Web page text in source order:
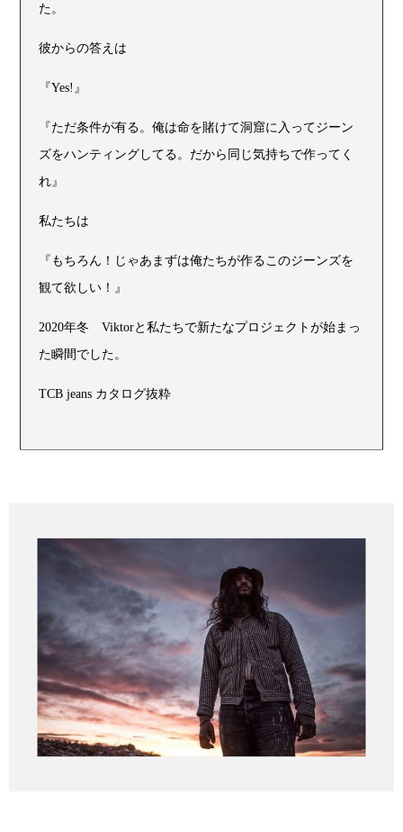
た。
彼からの答えは
『Yes!』
『ただ条件が有る。俺は命を賭けて洞窟に入ってジーン
ズをハンティングしてる。だから同じ気持ちで作ってく
れ』
私たちは
『もちろん！じゃあまずは俺たちが作るこのジーンズを
観て欲しい！』
2020年冬 Viktorと私たちで新たなプロジェクトが始まっ
た瞬間でした。
TCB jeans カタログ抜粋